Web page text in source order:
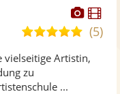
Fotos
5,0
5
(5)
vielseitige Artistin,
zu
...